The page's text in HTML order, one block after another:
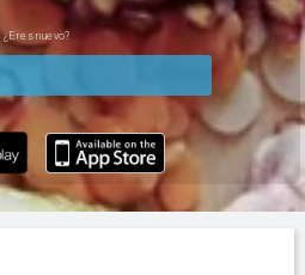
¿Eres nuevo?